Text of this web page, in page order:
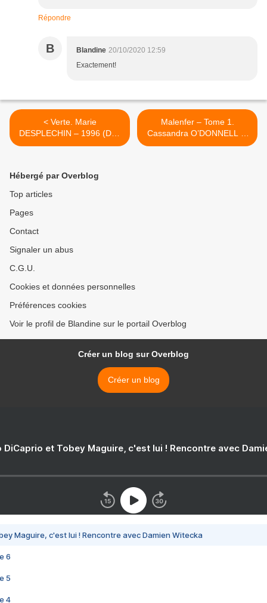
Répondre
B Blandine 20/10/2020 12:59
Exactement!
< Verte. Marie
DESPLECHIN – 1996 (Dès
9 ans)
Malenfer – Tome 1.
Cassandra O’DONNELL et
Jérémie FLEURY – 2014
Hébergé par Overblog
Top articles
Pages
Contact
Signaler un abus
C.G.U.
Cookies et données personnelles
Préférences cookies
Voir le profil de Blandine sur le portail Overblog
Créer un blog sur Overblog
Créer un blog
DiCaprio et Tobey Maguire, c'est lui ! Rencontre avec
Maguire, c'est lui ! Rencontre avec Damien Witecka
6
5
4